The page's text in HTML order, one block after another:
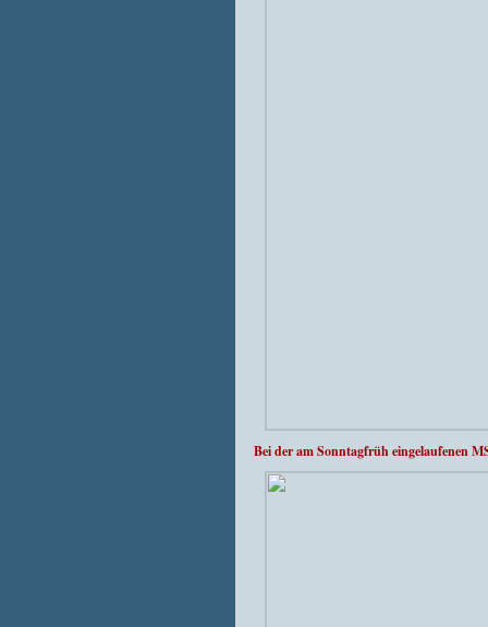
Bei der am Sonntagfrüh eingelaufenen